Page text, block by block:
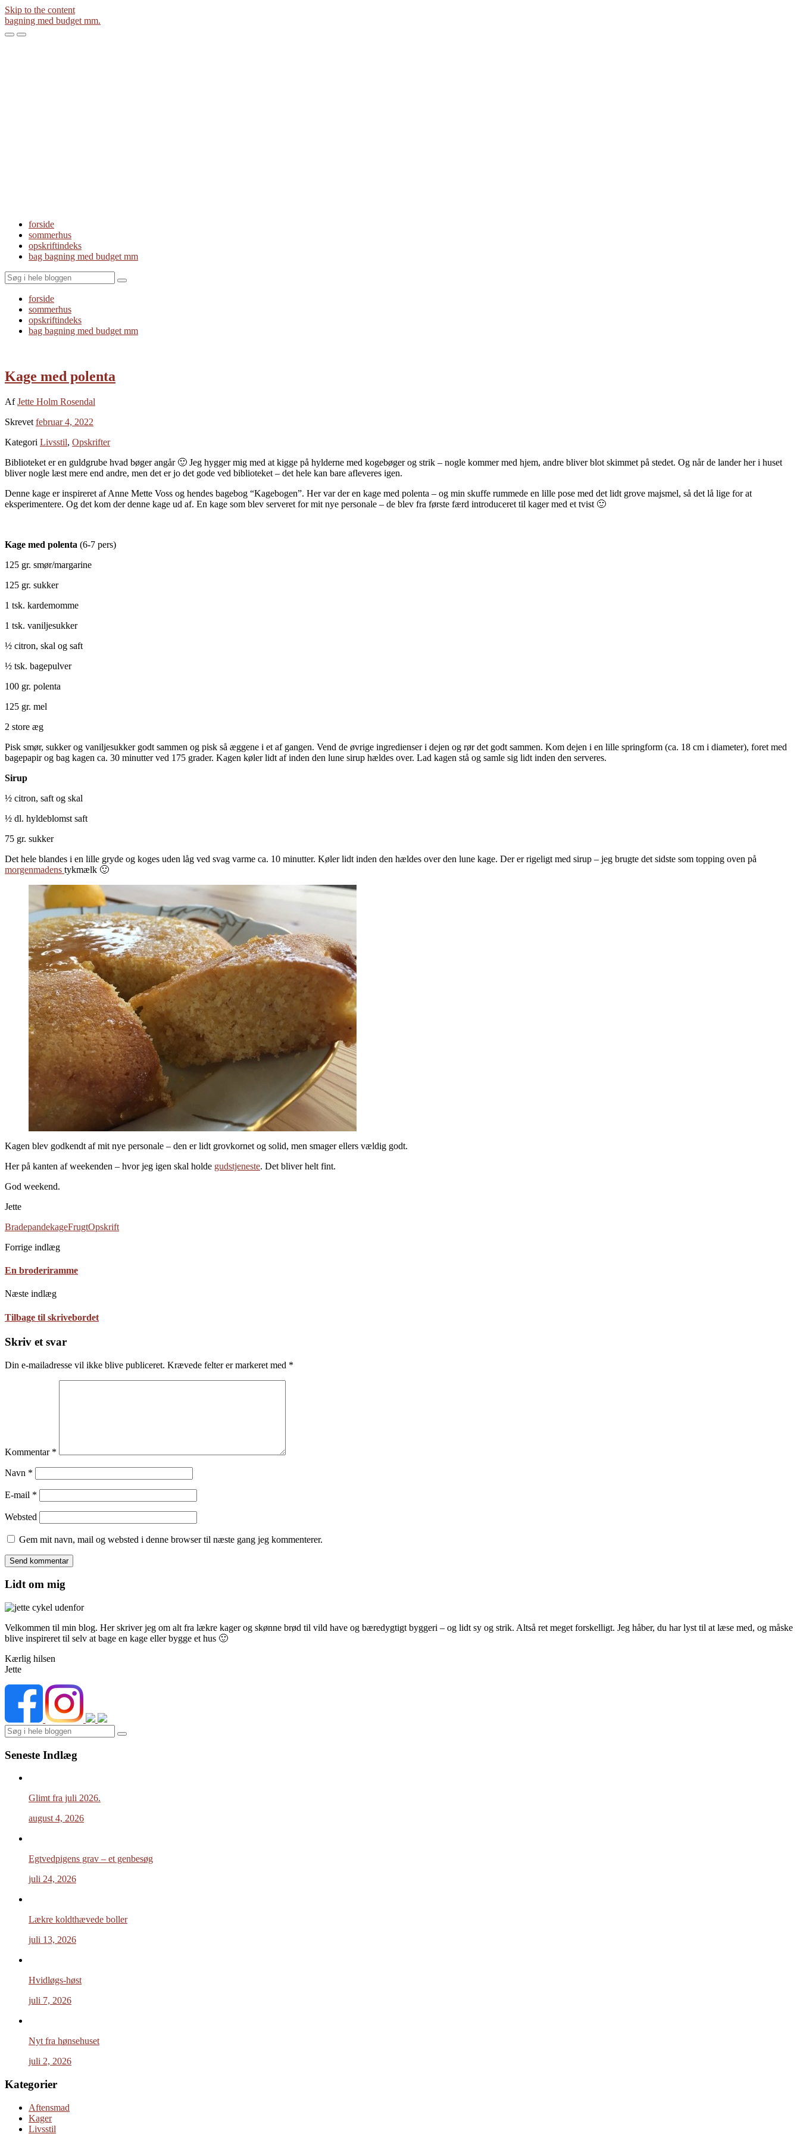
Skip to the content
bagning med budget mm.
ToggleToggle
forside
sommerhus
opskriftindeks
bag bagning med budget mm
Search
forside
sommerhus
opskriftindeks
bag bagning med budget mm
Kage med polenta
AfJette Holm Rosendal
Skrevet februar 4, 2022
Kategori Livsstil, Opskrifter
Biblioteket er en guldgrube hvad bøger angår 🙂 Jeg hygger mig med at kigge på hylderne med kogebøger og strik – nogle kommer med hjem, andre bliver blot skimmet på stedet. Og når de lander her i huset
bliver nogle læst mere end andre, men det er jo det gode ved biblioteket – det hele kan bare afleveres igen.
Denne kage er inspireret af Anne Mette Voss og hendes bagebog “Kagebogen”. Her var der en kage med polenta – og min skuffe rummede en lille pose med det lidt grove majsmel, så det lå lige for at
eksperimentere. Og det kom der denne kage ud af. En kage som blev serveret for mit nye personale – de blev fra første færd introduceret til kager med et tvist 🙂
Kage med polenta (6-7 pers)
125 gr. smør/margarine
125 gr. sukker
1 tsk. kardemomme
1 tsk. vaniljesukker
½ citron, skal og saft
½ tsk. bagepulver
100 gr. polenta
125 gr. mel
2 store æg
Pisk smør, sukker og vaniljesukker godt sammen og pisk så æggene i et af gangen. Vend de øvrige ingredienser i dejen og rør det godt sammen. Kom dejen i en lille springform (ca. 18 cm i diameter), foret med
bagepapir og bag kagen ca. 30 minutter ved 175 grader. Kagen køler lidt af inden den lune sirup hældes over. Lad kagen stå og samle sig lidt inden den serveres.
Sirup
½ citron, saft og skal
½ dl. hyldeblomst saft
75 gr. sukker
Det hele blandes i en lille gryde og koges uden låg ved svag varme ca. 10 minutter. Køler lidt inden den hældes over den lune kage. Der er rigeligt med sirup – jeg brugte det sidste som topping oven på
morgenmadens tykmælk 🙂
Kagen blev godkendt af mit nye personale – den er lidt grovkornet og solid, men smager ellers vældig godt.
Her på kanten af weekenden – hvor jeg igen skal holde gudstjeneste. Det bliver helt fint.
God weekend.
Jette
BradepandekageFrugtOpskrift
Forrige indlæg
En broderiramme
Næste indlæg
Tilbage til skrivebordet
Skriv et svar
Din e-mailadresse vil ikke blive publiceret. Krævede felter er markeret med *
Kommentar *
Navn *
E-mail *
Websted
Gem mit navn, mail og websted i denne browser til næste gang jeg kommenterer.
Lidt om mig
Velkommen til min blog. Her skriver jeg om alt fra lækre kager og skønne brød til vild have og bæredygtigt byggeri – og lidt sy og strik. Altså ret meget forskelligt. Jeg håber, du har lyst til at læse med, og måske
blive inspireret til selv at bage en kage eller bygge et hus 🙂
Kærlig hilsen
Jette
Search
Seneste Indlæg
Glimt fra juli 2026.
august 4, 2026
Egtvedpigens grav – et genbesøg
juli 24, 2026
Lækre koldthævede boller
juli 13, 2026
Hvidløgs-høst
juli 7, 2026
Nyt fra hønsehuset
juli 2, 2026
Kategorier
Aftensmad
Kager
Livsstil